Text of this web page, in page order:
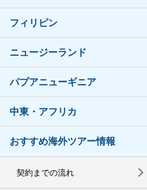
フィリピン
ニュージーランド
パプアニューギニア
中東・アフリカ
おすすめ海外ツアー情報
契約までの流れ